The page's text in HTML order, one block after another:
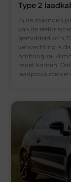
Type 2
In de maanden
van de
gemiddeld zo’n
verwachting is
omhoog zal
moet komen.
laadproducten